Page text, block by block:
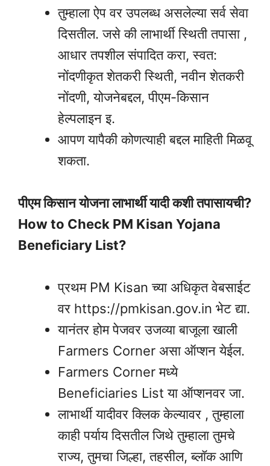
तुम्हाला ऐप वर उपलब्ध असलेल्या सर्व सेवा
दिसतील. जसे की लाभार्थी स्थिती तपासा ,
आधार तपशील संपादित करा, स्वत:
नोंदणीकृत शेतकरी स्थिती, नवीन शेतकरी
नोंदणी, योजनेबद्दल, पीएम-किसान
हेल्पलाइन इ.
आपण यापैकी कोणत्याही बद्दल माहिती मिळवू
शकता.
पीएम किसान योजना लाभार्थी यादी कशी तपासायची?
How to Check PM Kisan Yojana
Beneficiary List?
प्रथम PM Kisan च्या अधिकृत वेबसाईट
वर https://pmkisan.gov.in भेट द्या.
यानंतर होम पेजवर उजव्या बाजूला खाली
Farmers Corner असा ऑप्शन येईल.
Farmers Corner मध्ये
Beneficiaries List या ऑप्शनवर जा.
लाभार्थी यादीवर क्लिक केल्यावर , तुम्हाला
काही पर्याय दिसतील जिथे तुम्हाला तुमचे
राज्य, तुमचा जिल्हा, तहसील, ब्लॉक आणि